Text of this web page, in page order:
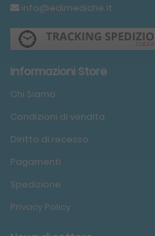
info@edimediche.it
Informazioni Store
Chi Siamo
Condizioni di vendita
Diritto di recesso
Pagamenti
Spedizione
Privacy Policy